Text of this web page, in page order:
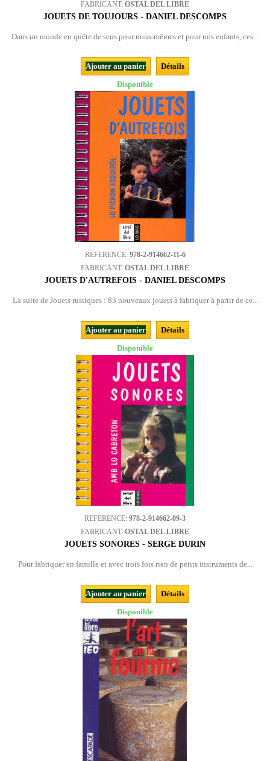
FABRICANT: OSTAL DEL LIBRE
JOUETS DE TOUJOURS - DANIEL DESCOMPS
Dans un monde en quête de sens pour nous-mêmes et pour nos enfants, ces...
Ajouter au panier
Détails
Disponible
REFERENCE: 978-2-914662-11-6
FABRICANT: OSTAL DEL LIBRE
JOUETS D'AUTREFOIS - DANIEL DESCOMPS
La suite de Jouets rustiques : 83 nouveaux jouets à fabriquer à partir de ce...
Ajouter au panier
Détails
Disponible
REFERENCE: 978-2-914662-09-3
FABRICANT: OSTAL DEL LIBRE
JOUETS SONORES - SERGE DURIN
Pour fabriquer en famille et avec trois fois rien de petits instruments de...
Ajouter au panier
Détails
Disponible